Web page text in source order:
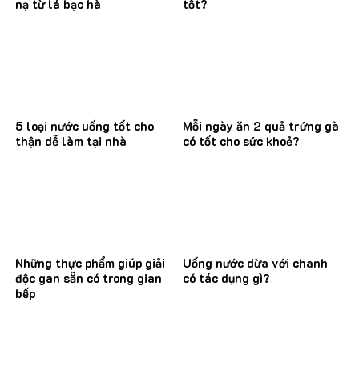
nạ từ lá bạc hà tốt?
5 loại nước uống tốt cho
thận dễ làm tại nhà
Mỗi ngày ăn 2 quả trứng gà
có tốt cho sức khoẻ?
Những thực phẩm giúp giải
độc gan sẵn có trong gian
bếp
Uống nước dừa với chanh
có tác dụng gì?